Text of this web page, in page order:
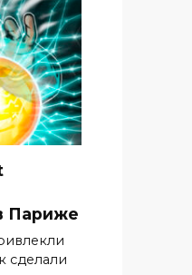
Париже
сделали